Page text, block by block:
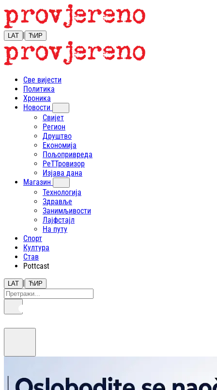
LAT | ЋИР
Све вијести
Политика
Хроника
Новости
Свијет
Регион
Друштво
Економија
Пољопривреда
РеТТровизор
Изјава дана
Магазин
Технологија
Здравље
Занимљивости
Лајфстajл
На путу
Спорт
Култура
Став
Pottcast
LAT | ЋИР